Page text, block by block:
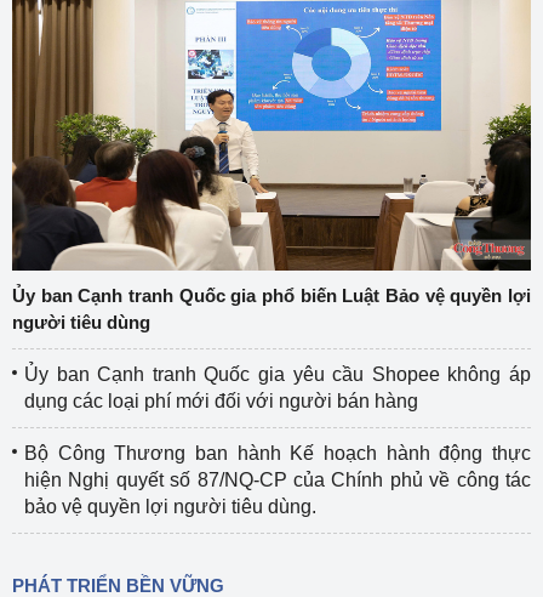
Ủy ban Cạnh tranh Quốc gia phổ biến Luật Bảo vệ quyền lợi
người tiêu dùng
Ủy ban Cạnh tranh Quốc gia yêu cầu Shopee không áp
dụng các loại phí mới đối với người bán hàng
Bộ Công Thương ban hành Kế hoạch hành động thực
hiện Nghị quyết số 87/NQ-CP của Chính phủ về công tác
bảo vệ quyền lợi người tiêu dùng.
PHÁT TRIỂN BỀN VỮNG